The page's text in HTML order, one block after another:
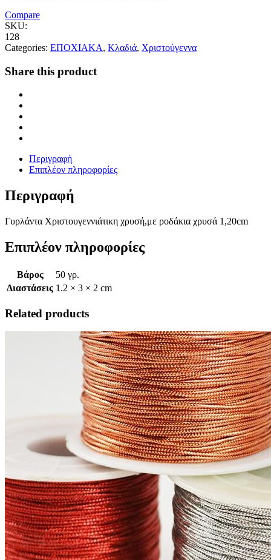
Compare
SKU:
128
Categories: ΕΠΟΧΙΑΚΑ, Κλαδιά, Χριστούγεννα
Share this product
Περιγραφή
Επιπλέον πληροφορίες
Περιγραφή
Γυρλάντα Χριστουγεννιάτικη χρυσή,με ροδάκια χρυσά 1,20cm
Επιπλέον πληροφορίες
Βάρος
50 γρ.
Διαστάσεις 1.2 × 3 × 2 cm
Related products